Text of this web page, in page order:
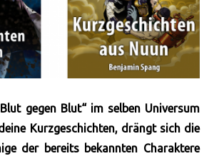
gegen Blut“ im selben Universum
Kurzgeschichten, drängt sich die
der bereits bekannten Charaktere